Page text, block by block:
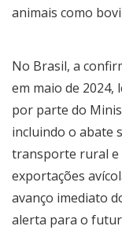
animais como
No Brasil, a
em maio de 2024,
por parte do
incluindo o abate
transporte rural e
exportações
avanço imediato
alerta para o